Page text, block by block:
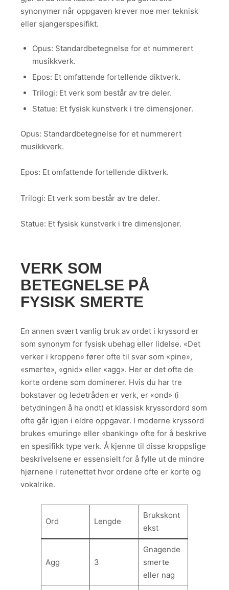
synonymer når oppgaven krever noe mer teknisk
eller sjangerspesifikt.
Opus: Standardbetegnelse for et nummerert
musikkverk.
Epos: Et omfattende fortellende diktverk.
Trilogi: Et verk som består av tre deler.
Statue: Et fysisk kunstverk i tre dimensjoner.
Opus: Standardbetegnelse for et nummerert
musikkverk.
Epos: Et omfattende fortellende diktverk.
Trilogi: Et verk som består av tre deler.
Statue: Et fysisk kunstverk i tre dimensjoner.
VERK SOM
BETEGNELSE PÅ
FYSISK SMERTE
En annen svært vanlig bruk av ordet i kryssord er
som synonym for fysisk ubehag eller lidelse. «Det
verker i kroppen» fører ofte til svar som «pine»,
«smerte», «gnid» eller «agg». Her er det ofte de
korte ordene som dominerer. Hvis du har tre
bokstaver og ledetråden er verk, er «ond» (i
betydningen å ha ondt) et klassisk kryssordord som
ofte går igjen i eldre oppgaver. I moderne kryssord
brukes «muring» eller «banking» ofte for å beskrive
en spesifikk type verk. Å kjenne til disse kroppslige
beskrivelsene er essensielt for å fylle ut de mindre
hjørnene i rutenettet hvor ordene ofte er korte og
vokalrike.
Ord Lengde
Brukskont
ekst
Agg 3
Gnagende
smerte
eller nag